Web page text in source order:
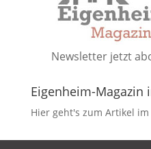
Newsletter jetzt
Eigenheim-Magazin
Hier geht's zum Artikel
DATENSCHUTZ